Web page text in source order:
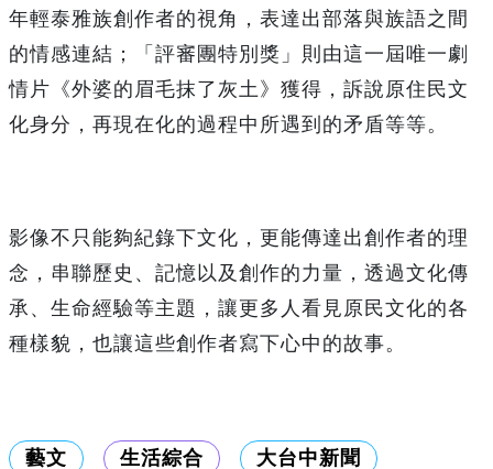
年輕泰雅族創作者的視角，表達出部落與族語之間
的情感連結；「評審團特別獎」則由這一屆唯一劇
情片《外婆的眉毛抹了灰土》獲得，訴說原住民文
化身分，再現在化的過程中所遇到的矛盾等等。
影像不只能夠紀錄下文化，更能傳達出創作者的理
念，串聯歷史、記憶以及創作的力量，透過文化傳
承、生命經驗等主題，讓更多人看見原民文化的各
種樣貌，也讓這些創作者寫下心中的故事。
藝文 生活綜合 大台中新聞